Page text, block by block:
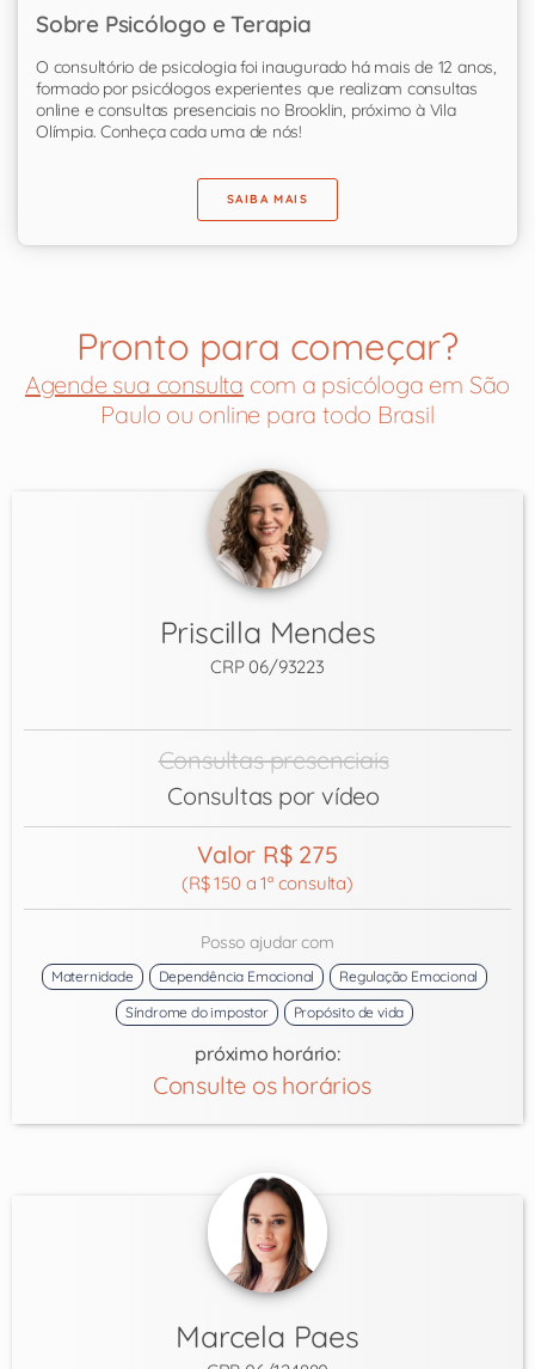
Sobre Psicólogo e Terapia
O consultório de psicologia foi inaugurado há mais de 12 anos,
formado por psicólogos experientes que realizam consultas
online e consultas presenciais no Brooklin, próximo à Vila
Olímpia. Conheça cada uma de nós!
SAIBA MAIS
Pronto para começar?
Agende sua consulta com a psicóloga em São
Paulo ou online para todo Brasil
Priscilla Mendes
CRP 06/93223
Consultas presenciais
Consultas por vídeo
Valor R$ 275
(R$ 150 a 1ª consulta)
Posso ajudar com
Maternidade Dependência Emocional
Regulação Emocional
Síndrome do impostor
Propósito de vida
próximo horário:
Consulte os horários
Marcela Paes